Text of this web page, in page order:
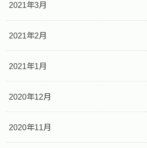
2021年3月
2021年2月
2021年1月
2020年12月
2020年11月